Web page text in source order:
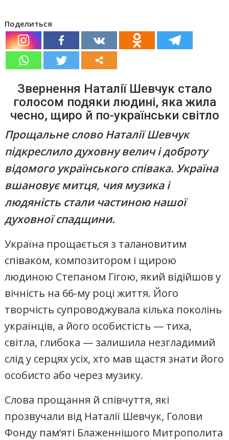
Поделиться
Звернення Наталії Шевчук стало
голосом подяки людині, яка жила
чесно, щиро й по-українськи світло
Прощальне слово Наталії Шевчук
підкреслило духовну велич і доброту
відомого українського співака. Україна
вшановує митця, чия музика і
людяність стали частиною нашої
духовної спадщини.
Україна прощається з талановитим
співаком, композитором і щирою
людиною Степаном Гігою, який відійшов у
вічність на 66-му році життя. Його
творчість супроводжувала кілька поколінь
українців, а його особистість — тиха,
світла, глибока — залишила незгладимий
слід у серцях усіх, хто мав щастя знати його
особисто або через музику.
Слова прощання й співчуття, які
прозвучали від Наталії Шевчук, Голови
Фонду пам’яті Блаженнішого Митрополита